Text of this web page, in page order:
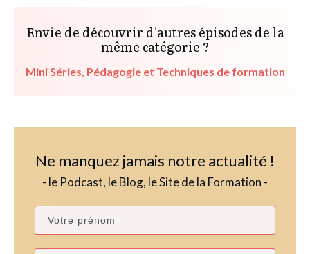
Envie de découvrir d'autres épisodes de la
même catégorie ?
Mini Séries, Pédagogie et Techniques de formation
Ne manquez jamais notre actualité !
- le Podcast, le Blog, le Site de la Formation -